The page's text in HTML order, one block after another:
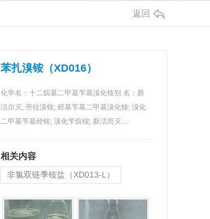
返回
苯扎溴铵（XD016）
化学名：十二烷基二甲基苄基溴化铵别 名：新
洁尔灭; 劳拉溴铵; 烃基苄基二甲基溴化铵; 溴化
二甲基苄基烃铵; 溴化苄烷铵; 新洁而灭…
相关内容
非氯双链季铵盐（XD013-L）